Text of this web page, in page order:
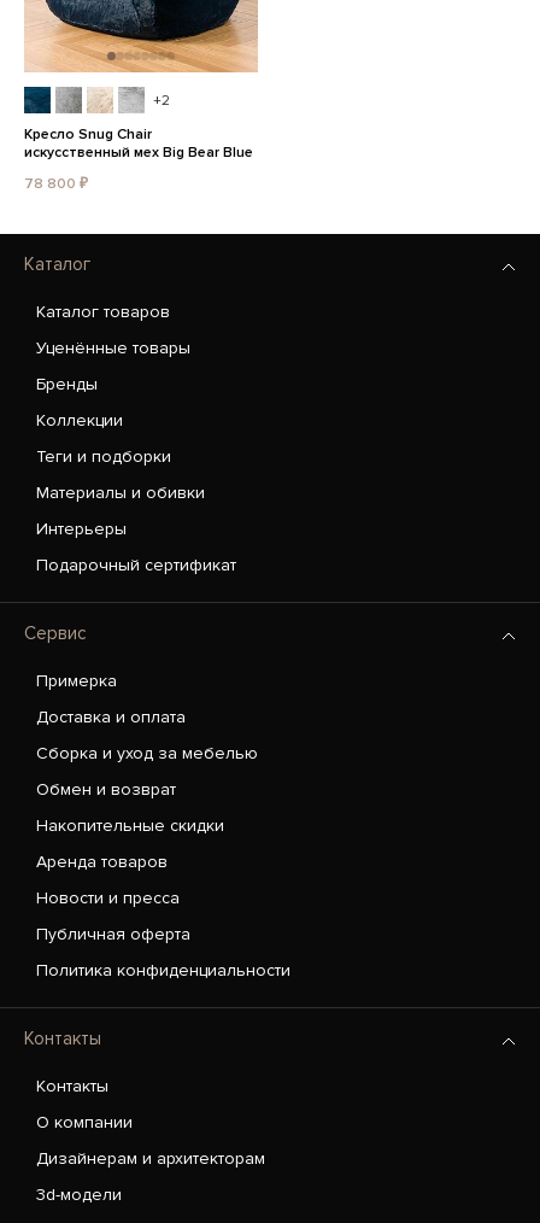
+2
Кресло Snug Chair
искусственный мех Big Bear Blue
78 800 ₽
Каталог
Каталог товаров
Уценённые товары
Бренды
Коллекции
Теги и подборки
Материалы и обивки
Интерьеры
Подарочный сертификат
Сервис
Примерка
Доставка и оплата
Сборка и уход за мебелью
Обмен и возврат
Накопительные скидки
Аренда товаров
Новости и пресса
Публичная оферта
Политика конфиденциальности
Контакты
Контакты
О компании
Дизайнерам и архитекторам
3d-модели